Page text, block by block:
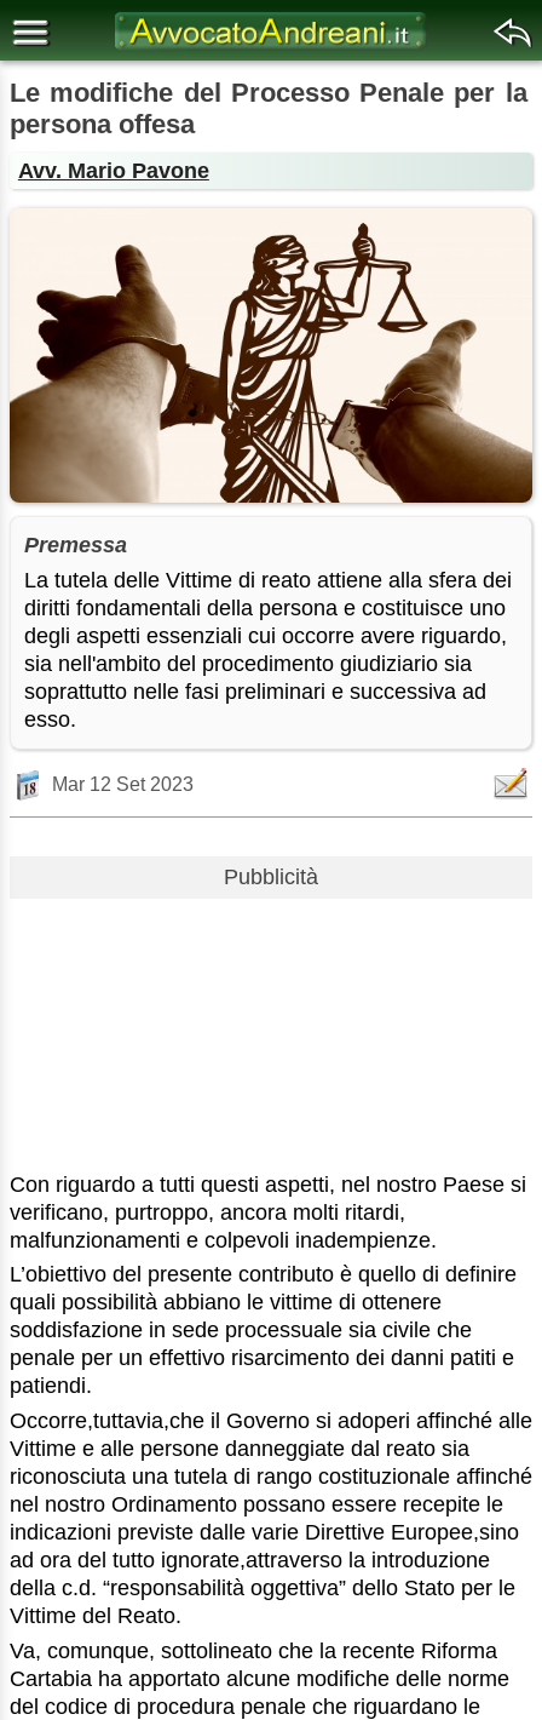
Le modifiche del Processo Penale per la
persona offesa
Avv. Mario Pavone
Premessa
La tutela delle Vittime di reato attiene alla sfera dei
diritti fondamentali della persona e costituisce uno
degli aspetti essenziali cui occorre avere riguardo,
sia nell'ambito del procedimento giudiziario sia
soprattutto nelle fasi preliminari e successiva ad
esso.
Mar 12 Set 2023
Pubblicità
Con riguardo a tutti questi aspetti, nel nostro Paese si
verificano, purtroppo, ancora molti ritardi,
malfunzionamenti e colpevoli inadempienze.
L’obiettivo del presente contributo è quello di definire
quali possibilità abbiano le vittime di ottenere
soddisfazione in sede processuale sia civile che
penale per un effettivo risarcimento dei danni patiti e
patiendi.
Occorre,tuttavia,che il Governo si adoperi affinché alle
Vittime e alle persone danneggiate dal reato sia
riconosciuta una tutela di rango costituzionale affinché
nel nostro Ordinamento possano essere recepite le
indicazioni previste dalle varie Direttive Europee,sino
ad ora del tutto ignorate,attraverso la introduzione
della c.d. “responsabilità oggettiva” dello Stato per le
Vittime del Reato.
Va, comunque, sottolineato che la recente Riforma
Cartabia ha apportato alcune modifiche delle norme
del codice di procedura penale che riguardano le